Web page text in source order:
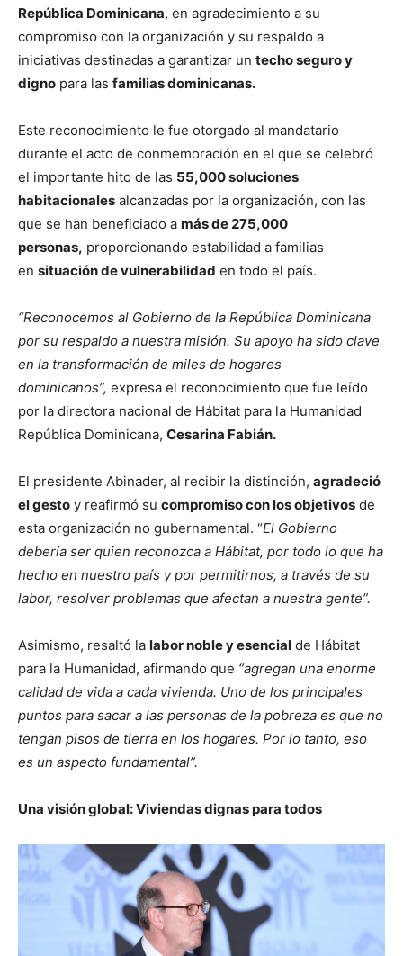
República Dominicana, en agradecimiento a su
compromiso con la organización y su respaldo a
iniciativas destinadas a garantizar un techo seguro y
digno para las familias dominicanas.
Este reconocimiento le fue otorgado al mandatario
durante el acto de conmemoración en el que se celebró
el importante hito de las 55,000 soluciones
habitacionales alcanzadas por la organización, con las
que se han beneficiado a más de 275,000
personas, proporcionando estabilidad a familias
en situación de vulnerabilidad en todo el país.
“Reconocemos al Gobierno de la República Dominicana
por su respaldo a nuestra misión. Su apoyo ha sido clave
en la transformación de miles de hogares
dominicanos”, expresa el reconocimiento que fue leído
por la directora nacional de Hábitat para la Humanidad
República Dominicana, Cesarina Fabián.
El presidente Abinader, al recibir la distinción, agradeció
el gesto y reafirmó su compromiso con los objetivos de
esta organización no gubernamental. “El Gobierno
debería ser quien reconozca a Hábitat, por todo lo que ha
hecho en nuestro país y por permitirnos, a través de su
labor, resolver problemas que afectan a nuestra gente”.
Asimismo, resaltó la labor noble y esencial de Hábitat
para la Humanidad, afirmando que “agregan una enorme
calidad de vida a cada vivienda. Uno de los principales
puntos para sacar a las personas de la pobreza es que no
tengan pisos de tierra en los hogares. Por lo tanto, eso
es un aspecto fundamental”.
Una visión global: Viviendas dignas para todos